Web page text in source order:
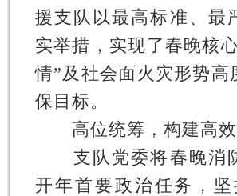
援支队以最高标准、最
实举措，实现了春晚核
情”及社会面火灾形势高
保目标。
高位统筹，构建高效
支队党委将春晚消
开年首要政治任务，坚